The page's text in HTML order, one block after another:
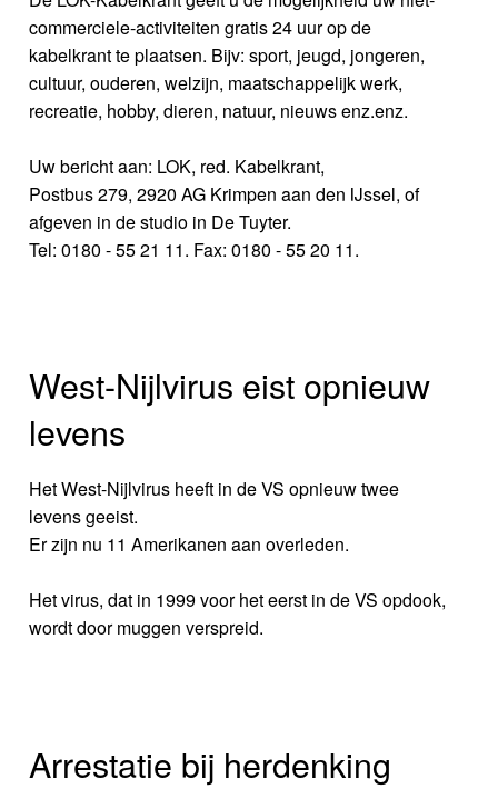
commerciele-activiteiten gratis 24 uur op de
kabelkrant te plaatsen. Bijv: sport, jeugd, jongeren,
cultuur, ouderen, welzijn, maatschappelijk werk,
recreatie, hobby, dieren, natuur, nieuws enz.enz.
Uw bericht aan: LOK, red. Kabelkrant,
Postbus 279, 2920 AG Krimpen aan den IJssel, of
afgeven in de studio in De Tuyter.
Tel: 0180 - 55 21 11. Fax: 0180 - 55 20 11.
West-Nijlvirus eist opnieuw
levens
Het West-Nijlvirus heeft in de VS opnieuw twee
levens geeist.
Er zijn nu 11 Amerikanen aan overleden.
Het virus, dat in 1999 voor het eerst in de VS opdook,
wordt door muggen verspreid.
Arrestatie bij herdenking